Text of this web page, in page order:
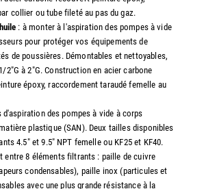
collier ou tube fileté au pas du gaz.
: à monter à l'aspiration des pompes à vide
pour protéger vos équipements de
de poussières. Démontables et nettoyables,
2"G à 2"G. Construction en acier carbone
époxy, raccordement taraudé femelle au
d'aspiration des pompes à vide à corps
plastique (SAN). Deux tailles disponibles
4.5" et 9.5" NPT femelle ou KF25 et KF40.
entre 8 éléments filtrants : paille de cuivre
condensables), paille inox (particules et
avec une plus grande résistance à la